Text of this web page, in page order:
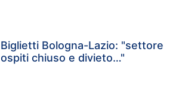
Biglietti Bologna-Lazio: "settore
ospiti chiuso e divieto…"